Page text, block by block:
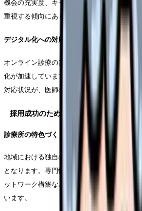
機会の充実度、キャリア形成支援など、総
重視する傾向にあります。
デジタル化への対応
オンライン診療の普及や電子カルテの標準
化が加速しています。採用においても、こ
対応状況が、医師の就業先選択の重要な判断
採用成功のための基本戦略
診療所の特色づくり
地域における独自の強みや特色を明確にす
となります。専門性の高い診療分野の確立
ットワーク構築など、診療所の魅力を高め
います。